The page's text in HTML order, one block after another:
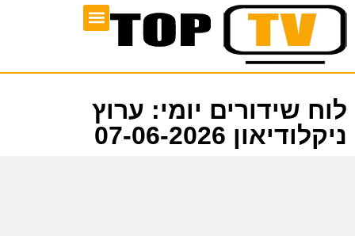
לוח שידורים יומי: ערוץ
ניקלודיאון 07-06-2026